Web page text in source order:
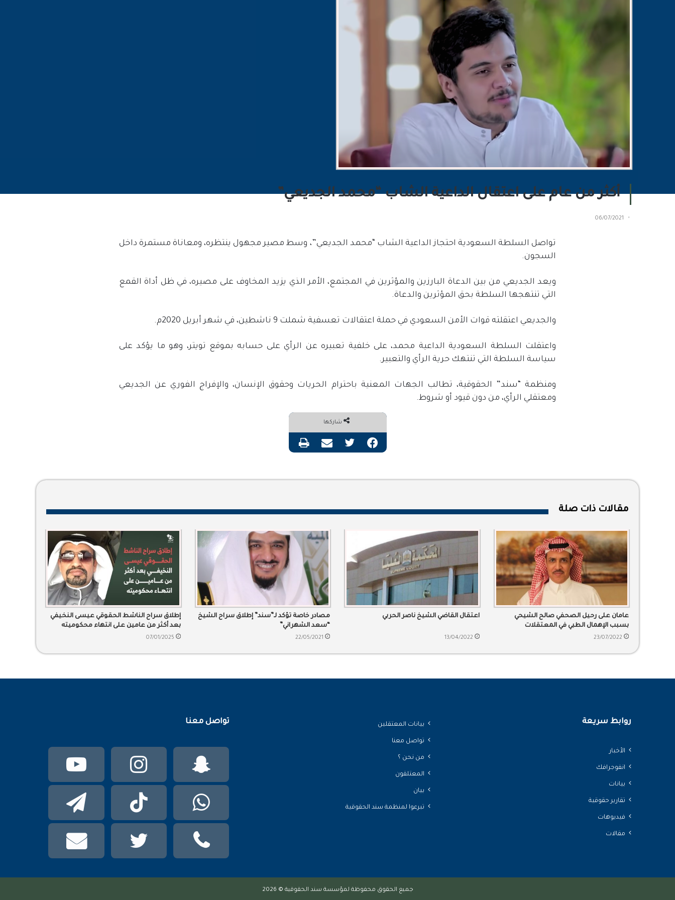
أكثر من عام على اعتقال الداعية الشاب “محمد الجديعي”
06/07/2021
تواصل السلطة السعودية احتجاز الداعية الشاب “محمد الجديعي”، وسط مصير مجهول ينتظره، ومعاناة مستمرة داخل
السجون.
ويعد الجديعي من بين الدعاة البارزين والمؤثرين في المجتمع، الأمر الذي يزيد المخاوف على مصيره، في ظل أداة القمع
التي تنتهجها السلطة بحق المؤثرين والدعاة.
والجديعي اعتقلته قوات الأمن السعودي في حملة اعتقالات تعسفية شملت 9 ناشطين، في شهر أبريل 2020م.
واعتقلت السلطة السعودية الداعية محمد، على خلفية تعبيره عن الرأي على حسابه بموقع تويتر، وهو ما يؤكد على
سياسة السلطة التي تنتهك حرية الرأي والتعبير.
ومنظمة “سند” الحقوقية، تطالب الجهات المعنية باحترام الحريات وحقوق الإنسان، والإفراج الفوري عن الجديعي
ومعتقلي الرأي، من دون قيود أو شروط.
شاركها
فيسبوك تويتر مشاركة عبر البريد طباعة
مقالات ذات صلة
عامان على رحيل الصحفي صالح الشيحي
بسبب الإهمال الطبي في المعتقلات
23/07/2022
اعتقال القاضي الشيخ ناصر الحربي
13/04/2022
مصادر خاصة تؤكد لـ”سند” إطلاق سراح الشيخ
“سعد الشهراني”
22/05/2021
إطلاق سراح الناشط الحقوقي عيسى النخيفي
بعد أكثر من عامين على انتهاء محكوميته
07/01/2025
روابط سريعة
الأخبار
انفوجرافك
بيانات
تقارير حقوقية
فيديوهات
مقالات
بيانات المعتقلين
تواصل معنا
من نحن ؟
المعتلقون
بيان
تبرعوا لمنظمة سند الحقوقية
تواصل معنا
يوتيوبانستقرام سناب
تشات
تيلقرام TikTok واتساب
mail
عربي
phone
جميع الحقوق محفوظة لمؤسسة سند الحقوقية © 2026